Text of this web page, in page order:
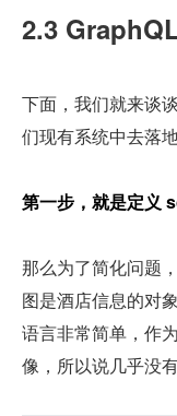
2.3
下面，我们就来谈
们现有系统中去落
第一步，就是定义
那么为了简化问题
图是酒店信息的对
语言非常简单，作
像，所以说几乎没